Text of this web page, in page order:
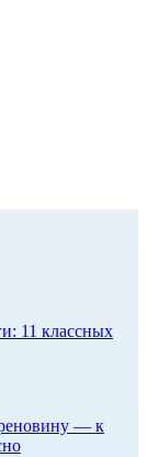
11 классных
— к